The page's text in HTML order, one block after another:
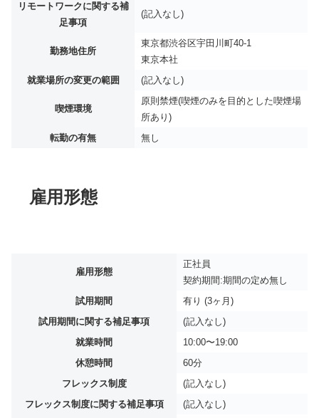
リモートワークに関する補
足事項
(記入なし)
勤務地住所
東京都渋谷区宇田川町40-1
東京本社
就業場所の変更の範囲
(記入なし)
喫煙環境
原則禁煙(喫煙のみを目的とした喫煙場
所あり)
転勤の有無
無し
雇用形態
雇用形態
正社員
契約期間:期間の定め無し
試用期間
有り (3ヶ月)
試用期間に関する補足事項
(記入なし)
就業時間
10:00〜19:00
休憩時間
60分
フレックス制度
(記入なし)
フレックス制度に関する補足事項
(記入なし)